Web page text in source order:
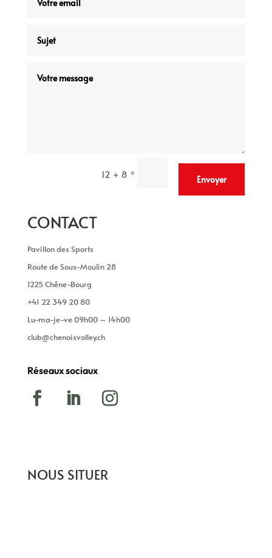
12 + 8 =
Envoyer
CONTACT
Pavillon des Sports
Route de Sous-Moulin 28
1225 Chêne-Bourg
+41 22 349 20 80
Lu-ma-je-ve 09h00 – 14h00
club@chenoisvolley.ch
Réseaux sociaux
NOUS SITUER